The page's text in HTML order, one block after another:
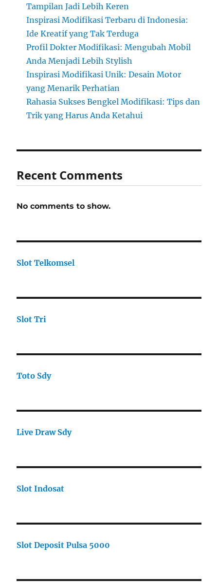
Tampilan Jadi Lebih Keren
Inspirasi Modifikasi Terbaru di Indonesia:
Ide Kreatif yang Tak Terduga
Profil Dokter Modifikasi: Mengubah Mobil
Anda Menjadi Lebih Stylish
Inspirasi Modifikasi Unik: Desain Motor
yang Menarik Perhatian
Rahasia Sukses Bengkel Modifikasi: Tips dan
Trik yang Harus Anda Ketahui
Recent Comments
No comments to show.
Slot Telkomsel
Slot Tri
Toto Sdy
Live Draw Sdy
Slot Indosat
Slot Deposit Pulsa 5000